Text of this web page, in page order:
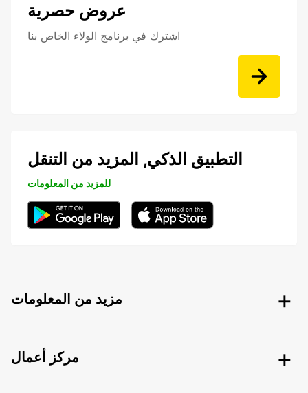
عروض حصرية
اشترك في برنامج الولاء الخاص بنا
التطبيق الذكي, المزيد من التنقل
للمزيد من المعلومات
مزيد من المعلومات
مركز أعمال